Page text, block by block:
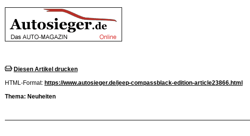
Diesen Artikel drucken
HTML-Format: https://www.autosieger.de/jeep-compassblack-edition-article23866.html
Thema: Neuheiten